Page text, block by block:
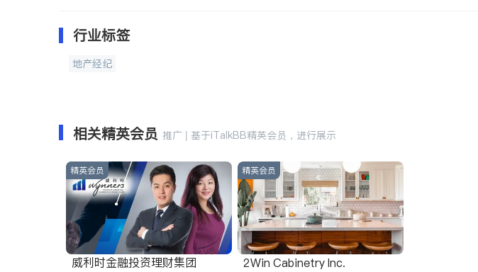
行业标签
地产经纪
相关精英会员 推广 | 基于iTalkBB精英会员，进行展示
精英会员
威利时金融投资理财集团
精英会员
2Win Cabinetry Inc.